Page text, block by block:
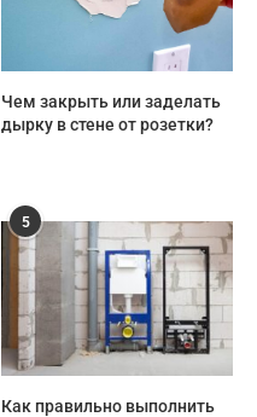
Чем закрыть или заделать
дырку в стене от розетки?
5
Как правильно выполнить